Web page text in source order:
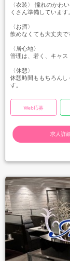
〈衣装〉 憧れのかわ
くさん準備しています。
〈お酒〉
飲めなくても大丈夫で
〈居心地〉
管理は、若く、キャス
〈休憩〉
休憩時間ももちろんし
す。
Web応募
求人詳